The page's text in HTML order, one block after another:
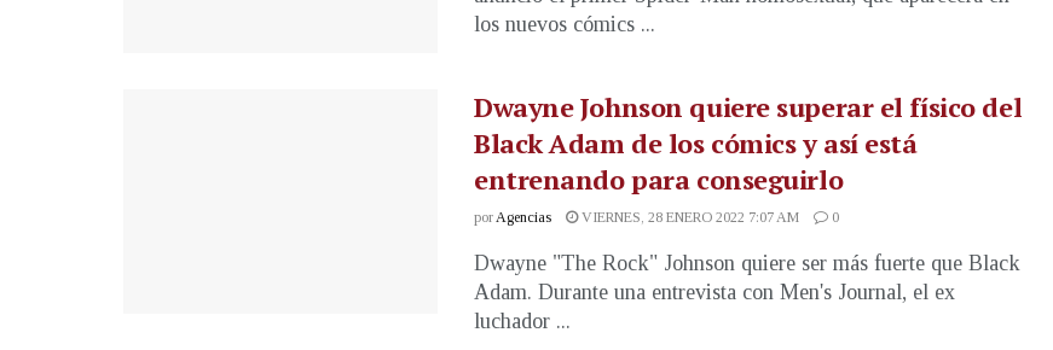
los nuevos cómics ...
Dwayne Johnson quiere superar el físico del
Black Adam de los cómics y así está
entrenando para conseguirlo
porAgencias VIERNES, 28 ENERO 2022 7:07 AM 0
Dwayne "The Rock" Johnson quiere ser más fuerte que Black
Adam. Durante una entrevista con Men's Journal, el ex
luchador ...